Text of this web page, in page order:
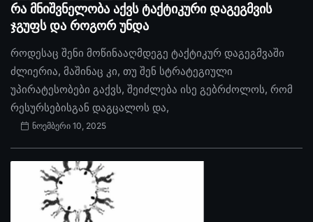
რა მნიშვნელობა აქვს ტაქტიკური დაგეგმვის
ჯგუფს და როგორ უნდა
როდესაც შენი მოწინააღმდეგე ტაქტიკურ დაგეგმვაში
ძლიერია, მაშინაც კი, თუ შენ სტრატეგიული
უპირატესობები გაქვს, შეიძლება ისე გებრძოლოს, რომ
რესურსებისგან დაგცალოს და,
ნოემბერი 10, 2025